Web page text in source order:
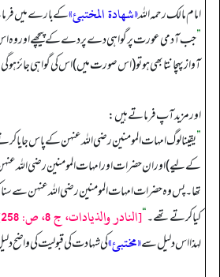
امام مالک رحمہ اللہ«شهادة المختبئ»کے بارے میں
”جب آدمی عورت پر گواہی دے پردے کے پیچھے اور وہ اس
آواز پہچانتا بھی ہو تو (اس صورت میں) اس کی گواہی جائز ہو
اور مزید آپ فرماتے ہیں:
”یقینا لوگ امہات المومنین رضی اللہ عنہن کے پاس
کے لیے) اور ان حضرات اور امہات المومنین رضی اللہ
تھا۔ پس وہ حضرات امہات المومنین رضی اللہ عنہن سے
کیا کرتے تھے۔“[النادر والذيادات، ج 8، ص: 258]
لہذا اس دلیل سے«مختبئ»کی شہادت کی قبولیت کی واضح